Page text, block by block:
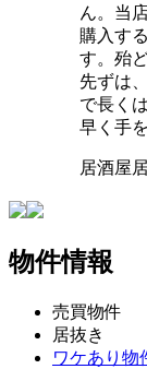
ん。当
購入す
す。殆
先ずは
で長く
早く手
居酒屋
物件情報
売買物件
居抜き
ワケあり物